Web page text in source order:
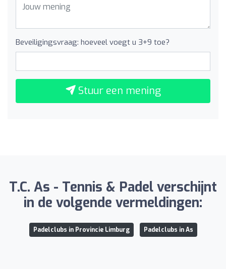
Beveiligingsvraag: hoeveel voegt u 3+9 toe?
Stuur een mening
T.C. As - Tennis & Padel verschijnt
in de volgende vermeldingen:
Padelclubs in Provincie Limburg Padelclubs in As